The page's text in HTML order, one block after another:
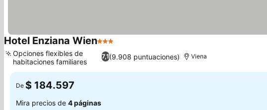
Hotel Enziana Wien3 Estrellas
7,1(9.908 puntuaciones)
Opciones flexibles de
habitaciones familiares
Viena
De $ 184.597
Mira precios de 4 páginas